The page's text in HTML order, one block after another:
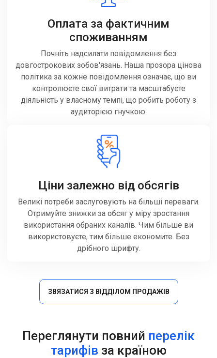
Оплата за фактичним
споживанням
Почніть надсилати повідомлення без
довгострокових зобов'язань. Наша прозора цінова
політика за кожне повідомлення означає, що ви
контролюєте свої витрати та масштабуєте
діяльність у власному темпі, що робить роботу з
аудиторією гнучкою.
Ціни залежно від обсягів
Великі потреби заслуговують на більші переваги.
Отримуйте знижки за обсяг у міру зростання
використання обраних каналів. Чим більше ви
використовуєте, тим більше економите. Без
дрібного шрифту.
ЗВЯЗАТИСЯ З ВІДДІЛОМ ПРОДАЖІВ
Переглянути повний перелік
тарифів за країною